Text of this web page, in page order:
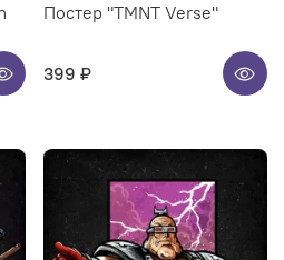
Постер "TMNT Verse"
399 ₽